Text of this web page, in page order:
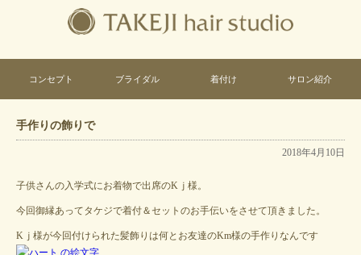
コンセプト ブライダル 着付け サロン紹介
手作りの飾りで
2018年4月10日
子供さんの入学式にお着物で出席のKｊ様。
今回御縁あってタケジで着付＆セットのお手伝いをさせて頂きました。
Kｊ様が今回付けられた髪飾りは何とお友達のKm様の手作りなんです